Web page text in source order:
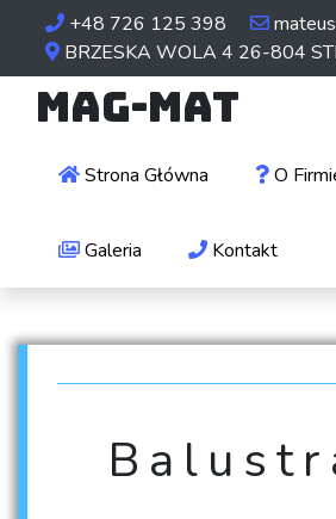
+48 726 125 398
BRZESKA WOLA 4 26-804
Mag-Mat
Strona Główna O
Galeria Kontakt